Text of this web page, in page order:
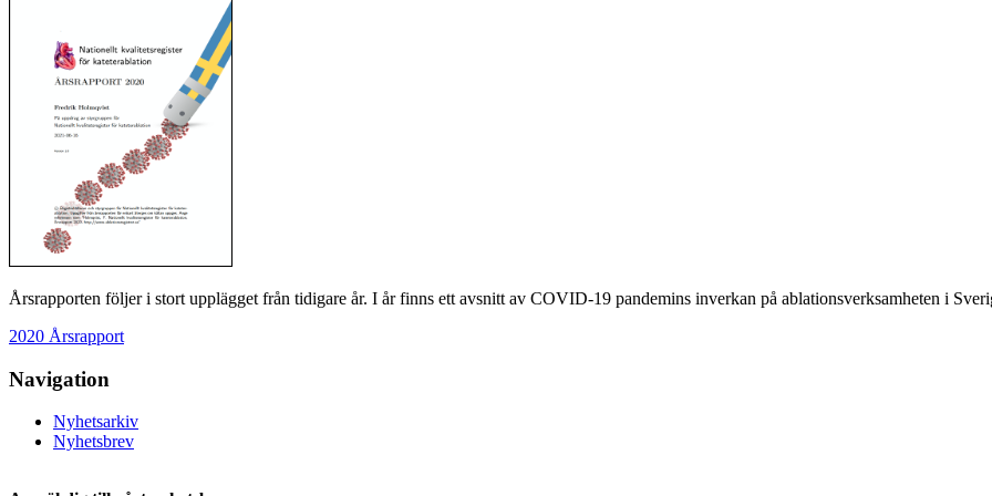
Årsrapporten följer i stort upplägget från tidigare år. I år finns ett avsnitt av COVID-19 pandemins inverkan på ablationsverksamheten i
2020 Årsrapport
Navigation
Nyhetsarkiv
Nyhetsbrev